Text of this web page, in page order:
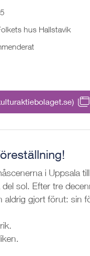
hus Hallstavik
i Uppsala
sol. Efter tre
aldrig gjort förut: sin